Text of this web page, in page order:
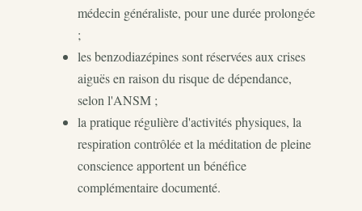
médecin généraliste, pour une durée prolongée
;
les benzodiazépines sont réservées aux crises
aiguës en raison du risque de dépendance,
selon l'ANSM ;
la pratique régulière d'activités physiques, la
respiration contrôlée et la méditation de pleine
conscience apportent un bénéfice
complémentaire documenté.